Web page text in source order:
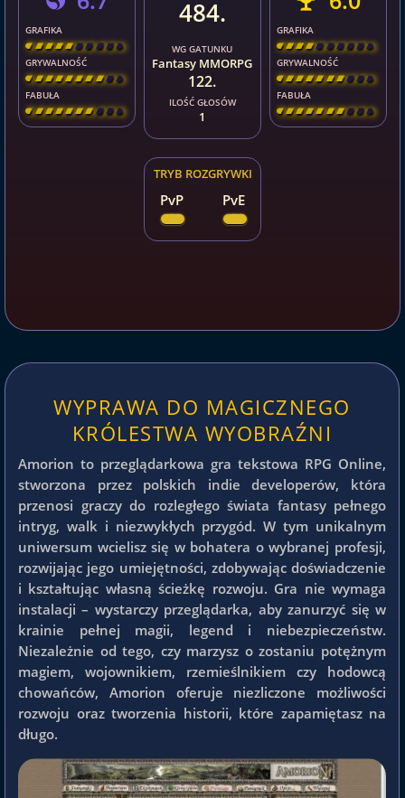
TRYB ROZGRYWKI
PvP PvE
484.
WG GATUNKU
Fantasy MMORPG
122.
ILOŚĆ GŁOSÓW
1
GRAFIKA
[ \ \ \ \ \ \ \ \ ]
GRYWALNOŚĆ
[ \ \ \ \ \ \ \ \ ]
FABUŁA
[ \ \ \ \ \ \ \ \ ]
GRAFIKA
[ \ \ \ \ \ \ \ \ ]
GRYWALNOŚĆ
[ \ \ \ \ \ \ \ \ ]
FABUŁA
[ \ \ \ \ \ \ \ \ ]
WYPRAWA DO MAGICZNEGO
KRÓLESTWA WYOBRAŹNI
Amorion to przeglądarkowa gra tekstowa RPG Online,
stworzona przez polskich indie developerów, która
przenosi graczy do rozległego świata fantasy pełnego
intryg, walk i niezwykłych przygód. W tym unikalnym
uniwersum wcielisz się w bohatera o wybranej profesji,
rozwijając jego umiejętności, zdobywając doświadczenie
i kształtując własną ścieżkę rozwoju. Gra nie wymaga
instalacji – wystarczy przeglądarka, aby zanurzyć się w
krainie pełnej magii, legend i niebezpieczeństw.
Niezależnie od tego, czy marzysz o zostaniu potężnym
magiem, wojownikiem, rzemieślnikiem czy hodowcą
chowańców, Amorion oferuje niezliczone możliwości
rozwoju oraz tworzenia historii, które zapamiętasz na
długo.